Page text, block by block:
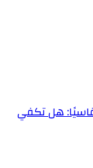
هل تكفي